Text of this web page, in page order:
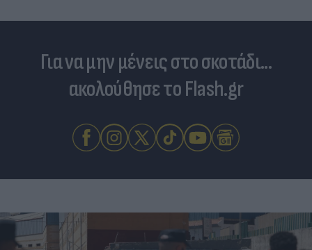
Για να μην μένεις στο σκοτάδι...
ακολούθησε το Flash.gr